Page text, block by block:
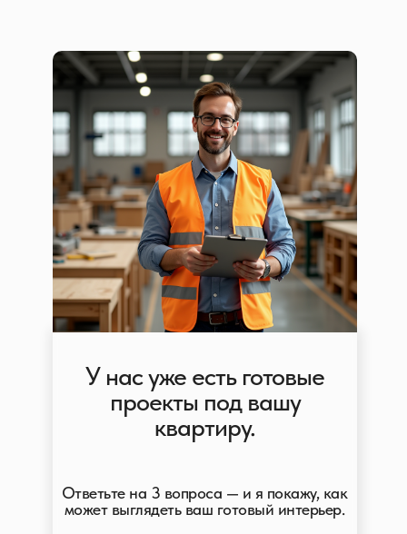
У нас уже есть готовые
проекты под вашу
квартиру.
Ответьте на 3 вопроса — и я покажу, как
может выглядеть ваш готовый интерьер.